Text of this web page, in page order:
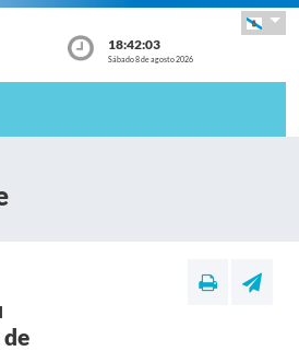
18:42:04
Sábado 8 de agosto 2026